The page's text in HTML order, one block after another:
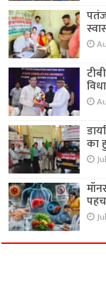
का